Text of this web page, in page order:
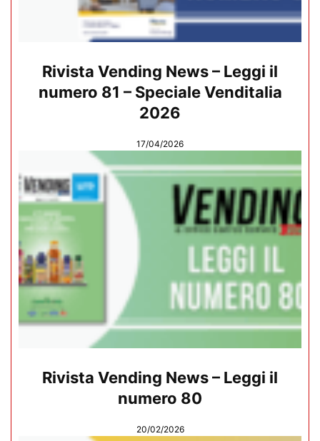
Rivista Vending News – Leggi il
numero 81 – Speciale Venditalia
2026
17/04/2026
Rivista Vending News – Leggi il
numero 80
20/02/2026